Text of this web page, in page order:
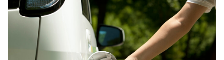
Lediga jobb
Annonsera